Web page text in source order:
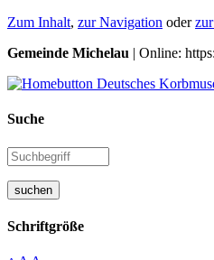
Zum Inhalt, zur Navigation oder
Gemeinde Michelau | Online:
Suche
suchen
Schriftgröße